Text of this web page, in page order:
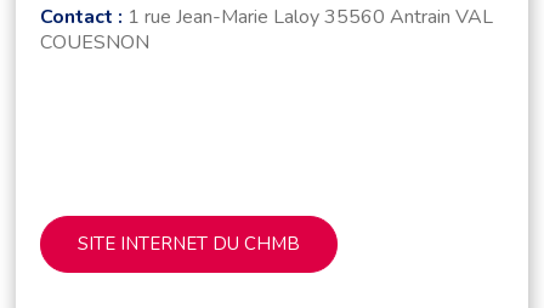
Contact : 1 rue Jean-Marie Laloy 35560 Antrain VAL
COUESNON
SITE INTERNET DU CHMB